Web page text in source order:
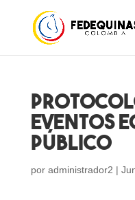
EVENTOS
PÚBLICO
por administrador2 |